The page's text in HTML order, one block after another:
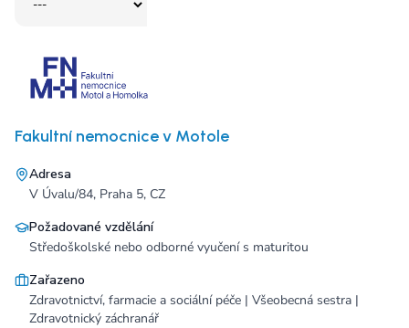
Fakultní nemocnice v Motole
Adresa
V Úvalu/84, Praha 5, CZ
Požadované vzdělání
Středoškolské nebo odborné vyučení s maturitou
Zařazeno
Zdravotnictví, farmacie a sociální péče | Všeobecná sestra |
Zdravotnický záchranář